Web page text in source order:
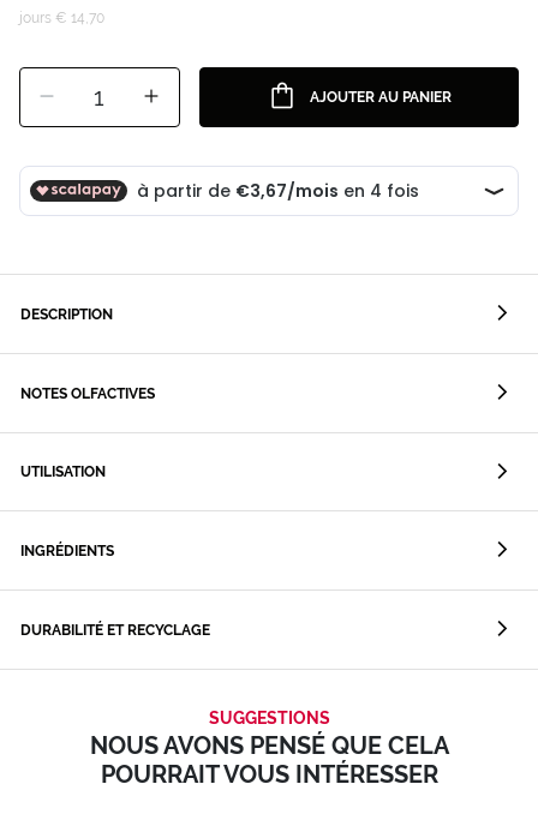
jours € 14,70
1 AJOUTER AU PANIER
DESCRIPTION
NOTES OLFACTIVES
UTILISATION
INGRÉDIENTS
DURABILITÉ ET RECYCLAGE
SUGGESTIONS
NOUS AVONS PENSÉ QUE CELA
POURRAIT VOUS INTÉRESSER